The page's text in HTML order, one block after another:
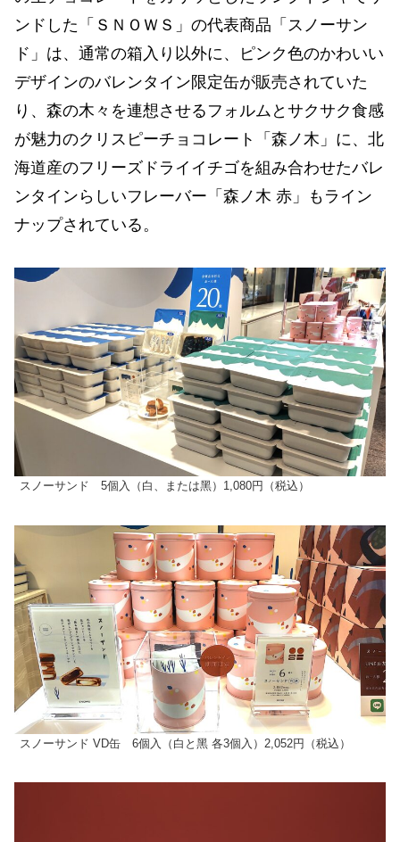
ンドした「ＳＮＯＷＳ」の代表商品「スノーサン
ド」は、通常の箱入り以外に、ピンク色のかわいい
デザインのバレンタイン限定⽸が販売されていた
り、森の⽊々を連想させるフォルムとサクサク⾷感
が魅⼒のクリスピーチョコレート「森ノ⽊」に、北
海道産のフリーズドライイチゴを組み合わせたバレ
ンタインらしいフレーバー「森ノ⽊ ⾚」もライン
ナップされている。
スノーサンド 5個⼊（⽩、または⿊）1,080円（税込）
スノーサンド VD⽸ 6個⼊（⽩と⿊ 各3個⼊）2,052円（税込）